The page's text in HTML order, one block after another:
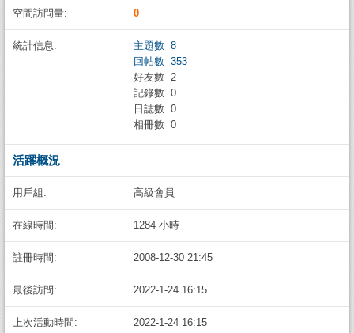
空間訪問量: 0
統計信息:
主題數 8
回帖數 353
好友數 2
記錄數 0
日誌數 0
相冊數 0
活躍概況
用戶組: 高級會員
在線時間: 1284 小時
註冊時間: 2008-12-30 21:45
最後訪問: 2022-1-24 16:15
上次活動時間: 2022-1-24 16:15